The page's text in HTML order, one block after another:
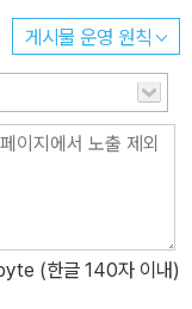
게시물 운영 원칙
(한글 140자 이내)